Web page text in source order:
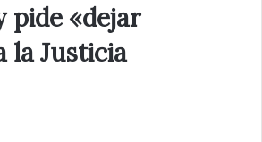
pide «dejar
la Justicia